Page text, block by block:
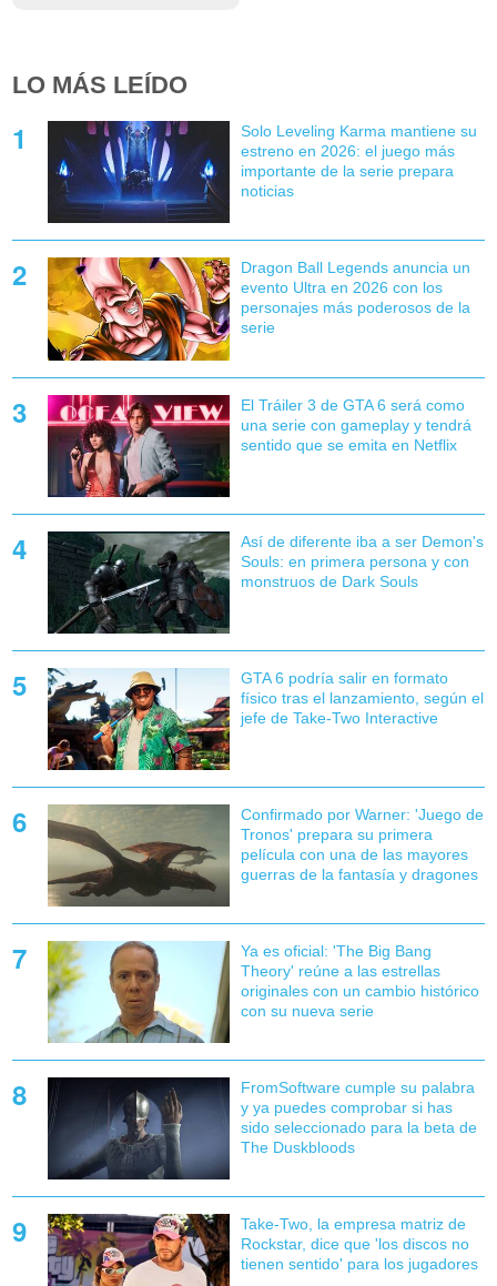
LO MÁS LEÍDO
Solo Leveling Karma mantiene su
estreno en 2026: el juego más
importante de la serie prepara
noticias
Dragon Ball Legends anuncia un
evento Ultra en 2026 con los
personajes más poderosos de la
serie
El Tráiler 3 de GTA 6 será como
una serie con gameplay y tendrá
sentido que se emita en Netflix
Así de diferente iba a ser Demon's
Souls: en primera persona y con
monstruos de Dark Souls
GTA 6 podría salir en formato
físico tras el lanzamiento, según el
jefe de Take-Two Interactive
Confirmado por Warner: 'Juego de
Tronos' prepara su primera
película con una de las mayores
guerras de la fantasía y dragones
Ya es oficial: 'The Big Bang
Theory' reúne a las estrellas
originales con un cambio histórico
con su nueva serie
FromSoftware cumple su palabra
y ya puedes comprobar si has
sido seleccionado para la beta de
The Duskbloods
Take-Two, la empresa matriz de
Rockstar, dice que 'los discos no
tienen sentido' para los jugadores